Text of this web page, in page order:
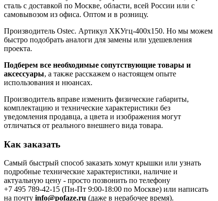
сталь с доставкой по Москве, области, всей России или с
самовывозом из офиса. Оптом и в розницу.
Производитель Ostec. Артикул ХКУгц-400х150. Но мы можем
быстро подобрать аналоги для замены или удешевления
проекта.
Подберем все необходимые сопутствующие товары и
аксессуары, а также расскажем о настоящем опыте
использования и нюансах.
Производитель вправе изменить физические габариты,
комплектацию и технические характеристики без
уведомления продавца, а цвета и изображения могут
отличаться от реального внешнего вида товара.
Как заказать
Самый быстрый способ заказать хомут крышки или узнать
подробные технические характеристики, наличие и
актуальную цену - просто позвонить по телефону
+7 495 789-42-15 (Пн-Пт 9:00-18:00 по Москве) или написать
на почту info@pofaze.ru (даже в нерабочее время).